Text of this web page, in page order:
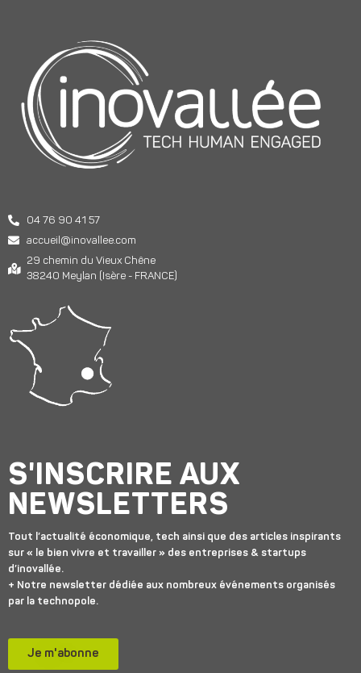
04 76 90 41 57
accueil@inovallee.com
29 chemin du Vieux Chêne
38240 Meylan (Isère - FRANCE)
S'INSCRIRE AUX
NEWSLETTERS
Tout l’actualité économique, tech ainsi que des articles inspirants
sur « le bien vivre et travailler » des entreprises & startups
d’inovallée.
+ Notre newsletter dédiée aux nombreux événements organisés
par la technopole.
Je m'abonne